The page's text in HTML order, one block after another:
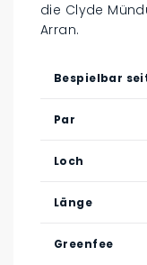
die Clyde
Arran.
Bespielbar
Par
Loch
Länge
Greenfee